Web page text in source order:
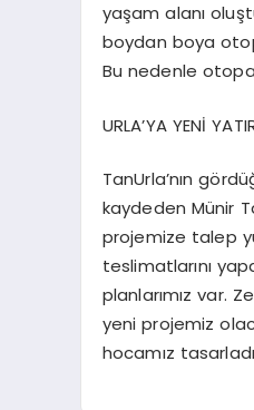
yaşam alanı
boydan boya
Bu nedenle
URLA’YA YENİ
TanUrla’nın
kaydeden Münir
projemize talep
teslimatlarını
planlarımız var.
yeni projemiz
hocamız